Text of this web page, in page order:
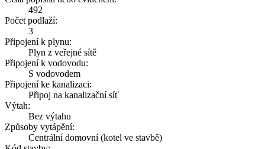
492
Počet podlaží:
3
Připojení k plynu:
Plyn z veřejné sítě
Připojení k vodovodu:
S vodovodem
Připojení ke kanalizaci:
Připoj na kanalizační síť
Výtah:
Bez výtahu
Způsoby vytápění:
Centrální domovní (kotel ve stavbě)